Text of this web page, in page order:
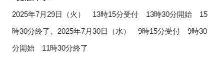
2025年7月29日（火） 13時15分受付 13時30分開始 15
時30分終了、2025年7月30日（水） 9時15分受付 9時30
分開始 11時30分終了